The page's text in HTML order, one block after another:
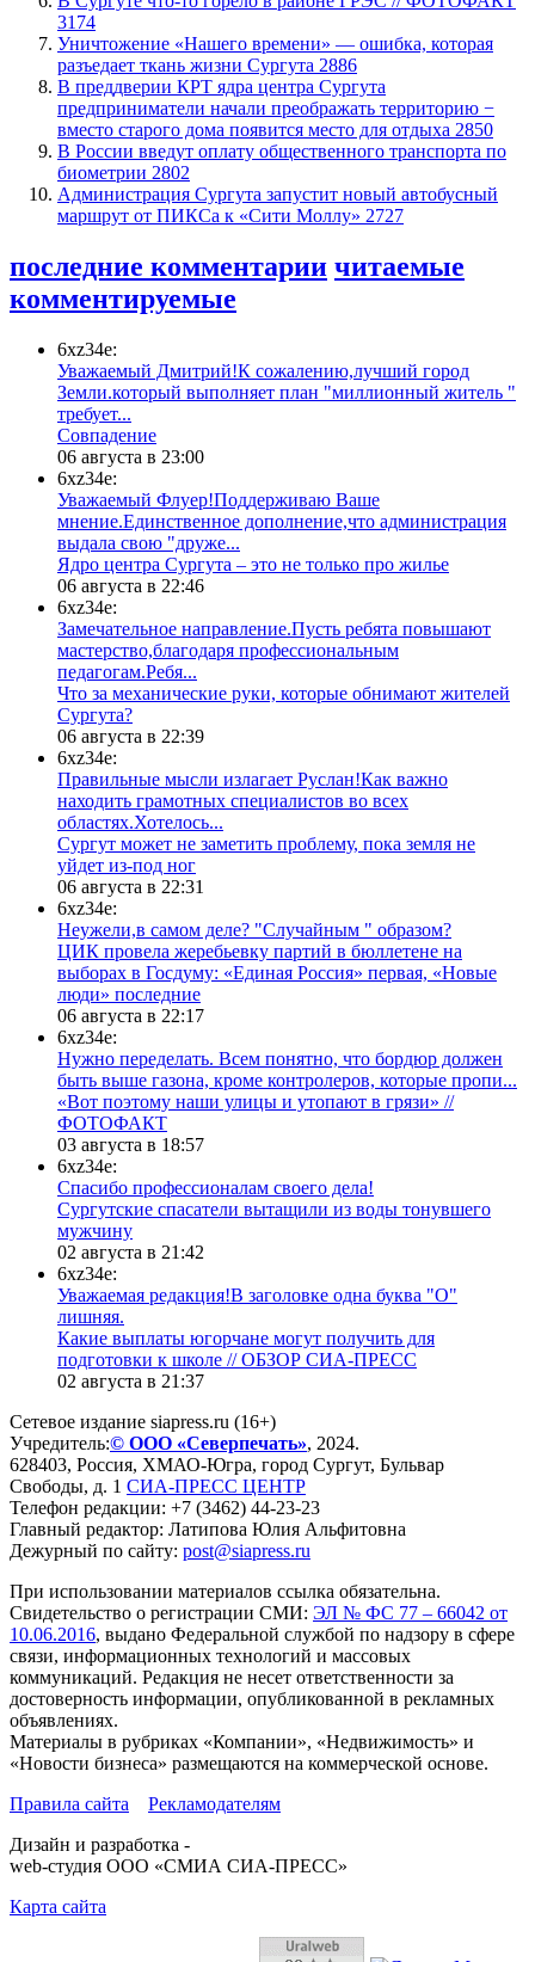
3174
​Уничтожение «Нашего времени» — ошибка, которая
разъедает ткань жизни Сургута 2886
​В преддверии КРТ ядра центра Сургута
предприниматели начали преображать территорию −
вместо старого дома появится место для отдыха 2850
В России введут оплату общественного транспорта по
биометрии 2802
​Администрация Сургута запустит новый автобусный
маршрут от ПИКСа к «Сити Моллу» 2727
последние комментарии читаемые
комментируемые
6xz34e:
Уважаемый Дмитрий!К сожалению,лучший город
Земли.который выполняет план "миллионный житель "
требует...
​Совпадение
06 августа в 23:00
6xz34e:
Уважаемый Флуер!Поддерживаю Ваше
мнение.Единственное дополнение,что администрация
выдала свою "друже...
​Ядро центра Сургута ‒ это не только про жилье
06 августа в 22:46
6xz34e:
Замечательное направление.Пусть ребята повышают
мастерство,благодаря профессиональным
педагогам.Ребя...
​Что за механические руки, которые обнимают жителей
Сургута?
06 августа в 22:39
6xz34e:
Правильные мысли излагает Руслан!Как важно
находить грамотных специалистов во всех
областях.Хотелось...
Сургут может не заметить проблему, пока земля не
уйдет из-под ног
06 августа в 22:31
6xz34e:
Неужели,в самом деле? "Случайным " образом?
ЦИК провела жеребьевку партий в бюллетене на
выборах в Госдуму: «Единая Россия» первая, «Новые
люди» последние
06 августа в 22:17
6xz34e:
Нужно переделать. Всем понятно, что бордюр должен
быть выше газона, кроме контролеров, которые пропи...
«Вот поэтому наши улицы и утопают в грязи» //
ФОТОФАКТ
03 августа в 18:57
6xz34e:
Спасибо профессионалам своего дела!
Сургутские спасатели вытащили из воды тонувшего
мужчину
02 августа в 21:42
6xz34e:
Уважаемая редакция!В заголовке одна буква "О"
лишняя.
Какие выплаты югорчане могут получить для
подготовки к школе // ОБЗОР СИА-ПРЕСС
02 августа в 21:37
Сетевое издание siapress.ru (16+)
Учредитель:© ООО «Северпечать», 2024.
628403, Россия, ХМАО-Югра, город Сургут, Бульвар
Свободы, д. 1 СИА-ПРЕСС ЦЕНТР
Телефон редакции: +7 (3462) 44-23-23
Главный редактор: Латипова Юлия Альфитовна
Дежурный по сайту: post@siapress.ru
При использовании материалов ссылка обязательна.
Свидетельство о регистрации СМИ: ЭЛ № ФС 77 – 66042 от
10.06.2016, выдано Федеральной службой по надзору в сфере
связи, информационных технологий и массовых
коммуникаций. Редакция не несет ответственности за
достоверность информации, опубликованной в рекламных
объявлениях.
Материалы в рубриках «Компании», «Недвижимость» и
«Новости бизнеса» размещаются на коммерческой основе.
Правила сайта
Рекламодателям
Дизайн и разработка -
web-студия ООО «СМИА СИА-ПРЕСС»
Карта сайта